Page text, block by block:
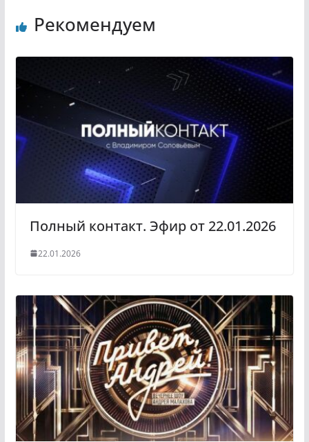
o
s
s
n
i
k
e
Рекомендуем
Полный контакт. Эфир от 22.01.2026
22.01.2026